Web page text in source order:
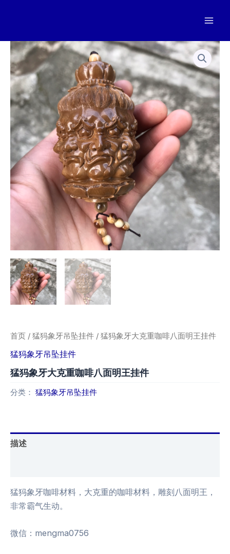
首页 / 猛犸象牙吊坠挂件 / 猛犸象牙大克重咖啡八面明王挂件
猛犸象牙吊坠挂件
猛犸象牙大克重咖啡八面明王挂件
分类： 猛犸象牙吊坠挂件
描述
猛犸象牙咖啡材料，大克重的咖啡材料，雕刻八面明王，
非常霸气生动。
微信：mengma0756